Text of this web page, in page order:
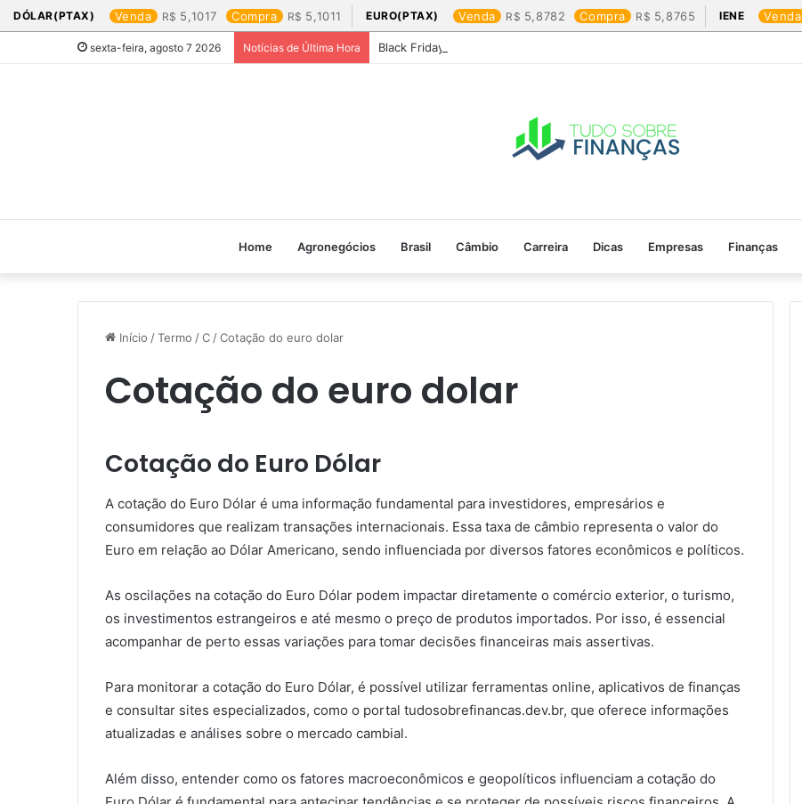
DÓLAR(PTAX) Venda 5,1017 Compra 5,1011 EURO(PTAX) Venda 5,8782 Compra 5,8765 IENE Venda
sexta-feira, agosto 7 2026 Notícias de Última Hora Black Friday: os produtos que mais valem a pena
Home Agronegócios Brasil Câmbio Carreira Dicas Empresas Finanças
Início /Termo /C /Cotação do euro dolar​
Cotação do euro dolar​
Cotação do Euro Dólar
A cotação do Euro Dólar é uma informação fundamental para investidores, empresários e
consumidores que realizam transações internacionais. Essa taxa de câmbio representa o valor do
Euro em relação ao Dólar Americano, sendo influenciada por diversos fatores econômicos e políticos.
As oscilações na cotação do Euro Dólar podem impactar diretamente o comércio exterior, o turismo,
os investimentos estrangeiros e até mesmo o preço de produtos importados. Por isso, é essencial
acompanhar de perto essas variações para tomar decisões financeiras mais assertivas.
Para monitorar a cotação do Euro Dólar, é possível utilizar ferramentas online, aplicativos de finanças
e consultar sites especializados, como o portal tudosobrefinancas.dev.br, que oferece informações
atualizadas e análises sobre o mercado cambial.
Além disso, entender como os fatores macroeconômicos e geopolíticos influenciam a cotação do